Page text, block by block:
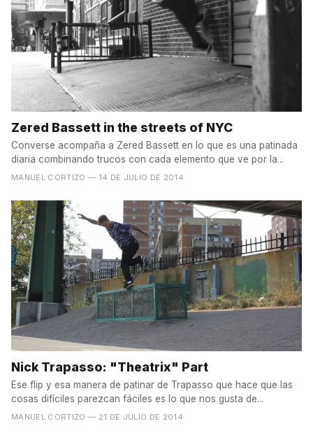
Zered Bassett in the streets of NYC
Converse acompaña a Zered Bassett en lo que es una patinada
diaria combinando trucos con cada elemento que ve por la...
MANUEL CORTIZO — 14 DE JULIO DE 2014
Nick Trapasso: "Theatrix" Part
Ese flip y esa manera de patinar de Trapasso que hace que las
cosas difíciles parezcan fáciles es lo que nos gusta de...
MANUEL CORTIZO — 21 DE JULIO DE 2014